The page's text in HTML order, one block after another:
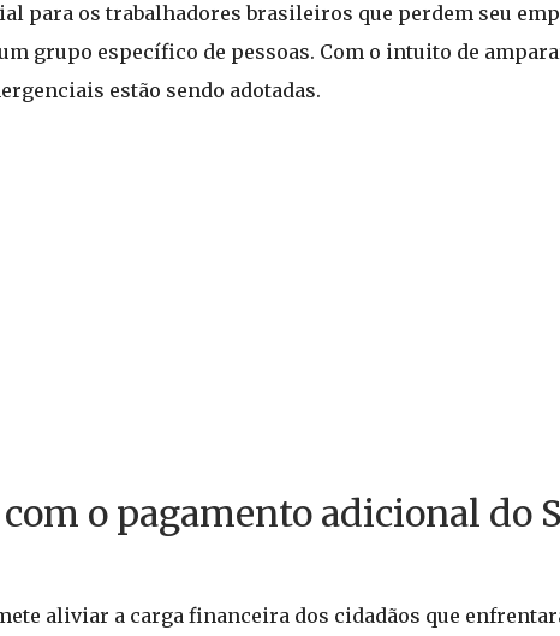
para os trabalhadores brasileiros que perdem seu
grupo específico de pessoas. Com o intuito de
estão sendo adotadas.
o pagamento adicional do
aliviar a carga financeira dos cidadãos que